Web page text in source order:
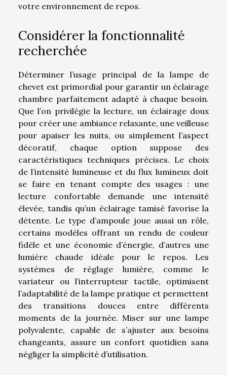
votre environnement de repos.
Considérer la fonctionnalité
recherchée
Déterminer l’usage principal de la lampe de
chevet est primordial pour garantir un éclairage
chambre parfaitement adapté à chaque besoin.
Que l’on privilégie la lecture, un éclairage doux
pour créer une ambiance relaxante, une veilleuse
pour apaiser les nuits, ou simplement l’aspect
décoratif, chaque option suppose des
caractéristiques techniques précises. Le choix
de l’intensité lumineuse et du flux lumineux doit
se faire en tenant compte des usages : une
lecture confortable demande une intensité
élevée, tandis qu’un éclairage tamisé favorise la
détente. Le type d’ampoule joue aussi un rôle,
certains modèles offrant un rendu de couleur
fidèle et une économie d’énergie, d’autres une
lumière chaude idéale pour le repos. Les
systèmes de réglage lumière, comme le
variateur ou l’interrupteur tactile, optimisent
l’adaptabilité de la lampe pratique et permettent
des transitions douces entre différents
moments de la journée. Miser sur une lampe
polyvalente, capable de s’ajuster aux besoins
changeants, assure un confort quotidien sans
négliger la simplicité d’utilisation.